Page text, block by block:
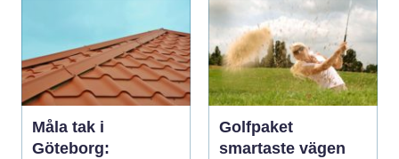
Måla tak i
Göteborg:
Golfpaket
smartaste vägen